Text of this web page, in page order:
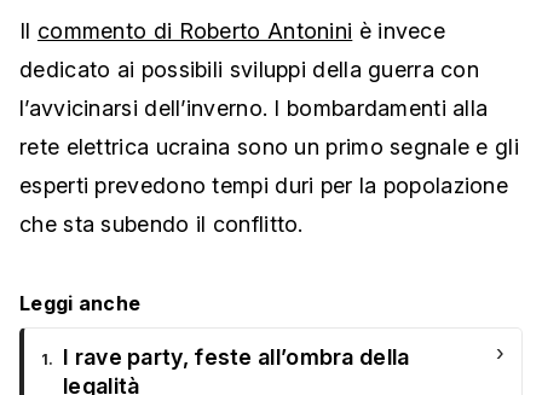
Il commento di Roberto Antonini è invece
dedicato ai possibili sviluppi della guerra con
l’avvicinarsi dell’inverno. I bombardamenti alla
rete elettrica ucraina sono un primo segnale e gli
esperti prevedono tempi duri per la popolazione
che sta subendo il conflitto.
Leggi anche
1.
I rave party, feste all’ombra della
legalità
›